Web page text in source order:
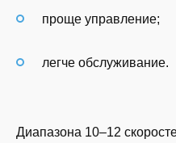
проще управление;
легче обслуживание.
Диапазона 10–12